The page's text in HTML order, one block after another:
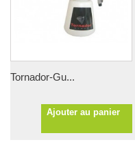
Tornador-Gu...
Ajouter au panier